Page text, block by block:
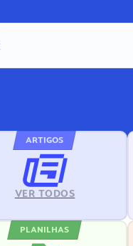
ARTIGOS
VER TODOS
PLANILHAS